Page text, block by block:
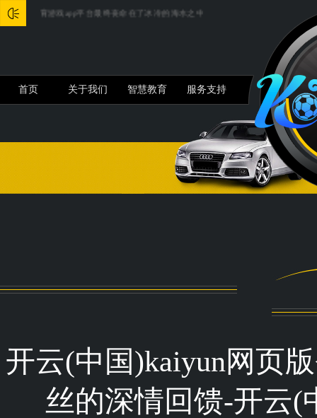
app平台最终丧命在了冰冷的海水之中-开云(中国)kaiyun网页版登录... 开yun体育
首页 关于我们 智慧教育 服务支持
开云(中国)kaiyun网页
丝的深情回馈-开云(